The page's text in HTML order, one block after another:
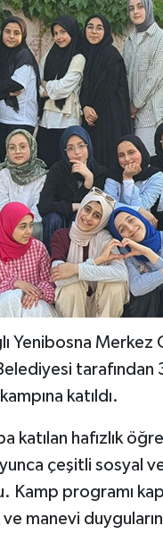
Merkez
tarafından
katıldı.
katılan hafızlık
çeşitli sosyal
Kamp programı
manevi